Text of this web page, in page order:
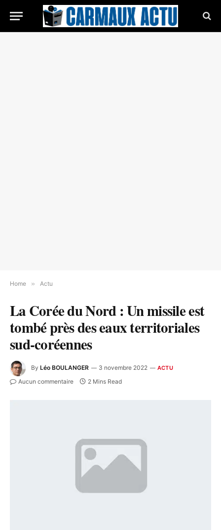
Home » Actu
La Corée du Nord : Un missile est
tombé près des eaux territoriales
sud-coréennes
By Léo BOULANGER 3 novembre 2022 ACTU
Aucun commentaire 2 Mins Read